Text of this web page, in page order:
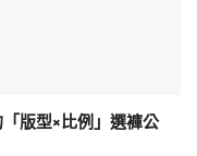
版型×比例」選褲公